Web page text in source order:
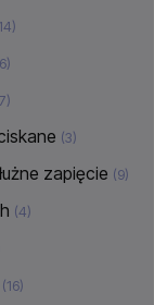
(3)
zapięcie (9)
(4)
(16)